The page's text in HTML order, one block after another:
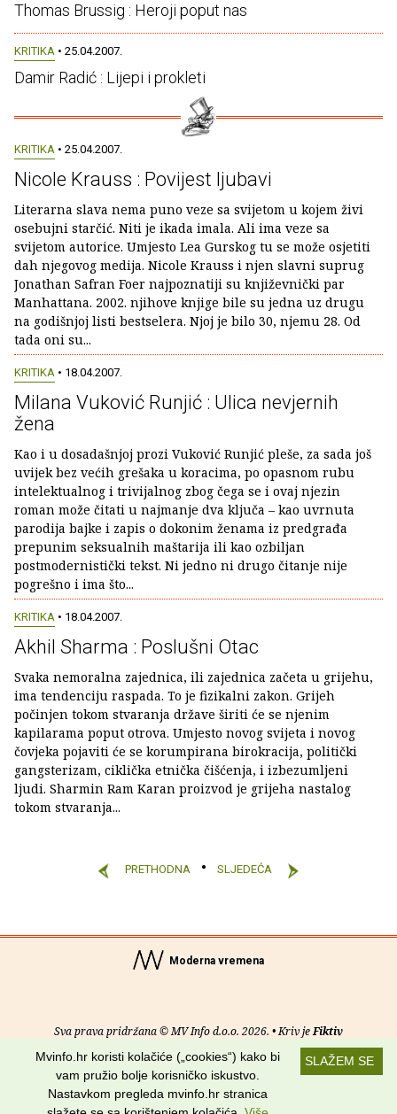
Thomas Brussig : Heroji poput nas
KRITIKA • 25.04.2007.
Damir Radić : Lijepi i prokleti
KRITIKA • 25.04.2007.
Nicole Krauss : Povijest ljubavi
Literarna slava nema puno veze sa svijetom u kojem živi
osebujni starčić. Niti je ikada imala. Ali ima veze sa
svijetom autorice. Umjesto Lea Gurskog tu se može osjetiti
dah njegovog medija. Nicole Krauss i njen slavni suprug
Jonathan Safran Foer najpoznatiji su književnički par
Manhattana. 2002. njihove knjige bile su jedna uz drugu
na godišnjoj listi bestselera. Njoj je bilo 30, njemu 28. Od
tada oni su...
KRITIKA • 18.04.2007.
Milana Vuković Runjić : Ulica nevjernih
žena
Kao i u dosadašnjoj prozi Vuković Runjić pleše, za sada još
uvijek bez većih grešaka u koracima, po opasnom rubu
intelektualnog i trivijalnog zbog čega se i ovaj njezin
roman može čitati u najmanje dva ključa – kao uvrnuta
parodija bajke i zapis o dokonim ženama iz predgrađa
prepunim seksualnih maštarija ili kao ozbiljan
postmodernistički tekst. Ni jedno ni drugo čitanje nije
pogrešno i ima što...
KRITIKA • 18.04.2007.
Akhil Sharma : Poslušni Otac
Svaka nemoralna zajednica, ili zajednica začeta u grijehu,
ima tendenciju raspada. To je fizikalni zakon. Grijeh
počinjen tokom stvaranja države širiti će se njenim
kapilarama poput otrova. Umjesto novog svijeta i novog
čovjeka pojaviti će se korumpirana birokracija, politički
gangsterizam, ciklička etnička čišćenja, i izbezumljeni
ljudi. Sharmin Ram Karan proizvod je grijeha nastalog
tokom stvaranja...
PRETHODNA SLJEDEĆA
Moderna vremena
Sva prava pridržana © MV Info d.o.o. 2026. • Kriv jeFiktiv
Uvjeti korištenja RSS kanali
Potraži nas na:
SLAŽEM SE
Mvinfo.hr koristi kolačiće („cookies“) kako bi
vam pružio bolje korisničko iskustvo.
Nastavkom pregleda mvinfo.hr stranica